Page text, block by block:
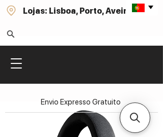
Lojas: Lisboa, Porto, Aveiro
Envio Expresso Gratuito